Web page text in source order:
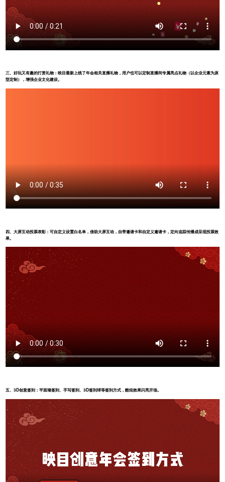
三、好玩又有趣的打赏礼物：映目最新上线了年会相关直播礼物，用户也可以定制直播间专属亮点礼物（以企业元素为原
型定制），增强企业文化建设。
四、大屏互动投票表彰：可自定义设置白名单，借助大屏互动，自带邀请卡和自定义邀请卡，定向追踪传播成呈现投票效
果。
五、3D创意签到：平面墙签到、手写签到、3D签到球等签到方式，酷炫效果闪亮开场。